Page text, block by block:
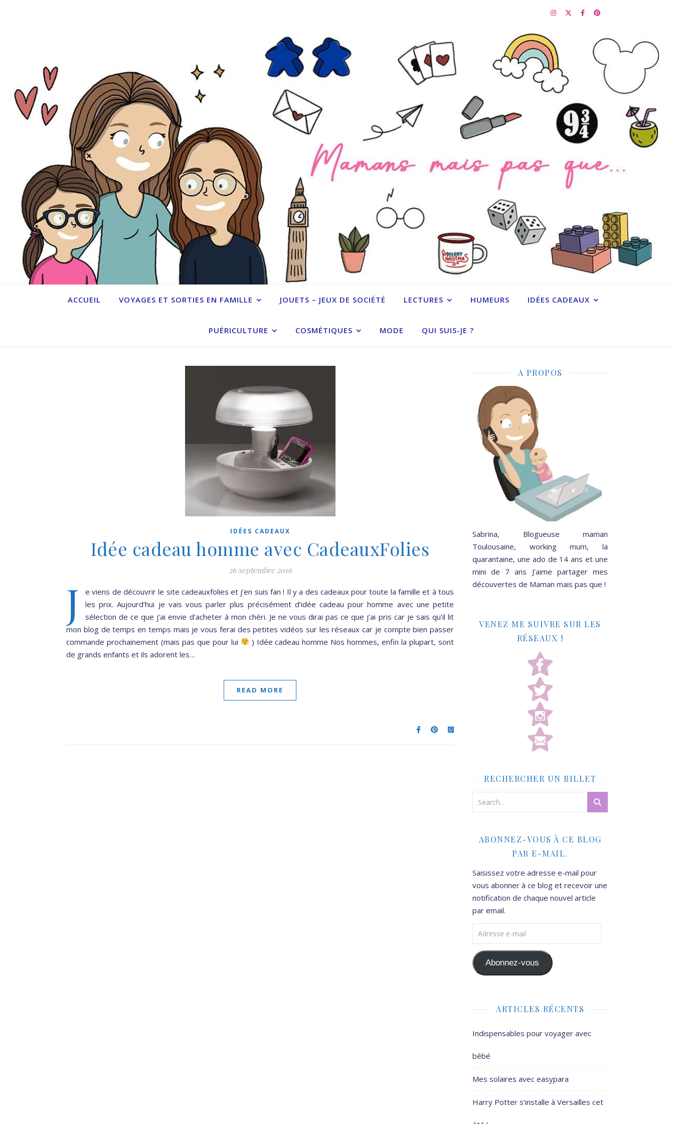
ACCUEIL VOYAGES ET SORTIES EN FAMILLE JOUETS – JEUX DE SOCIÉTÉ LECTURES HUMEURS IDÉES CADEAUX
PUÉRICULTURE COSMÉTIQUES MODE QUI SUIS-JE ?
IDÉES CADEAUX
Idée cadeau homme avec CadeauxFolies
26 septembre 2016
J
e viens de découvrir le site cadeauxfolies et j’en suis fan ! Il y a des cadeaux pour toute la famille et à tous
les prix. Aujourd’hui je vais vous parler plus précisément d’idée cadeau pour homme avec une petite
sélection de ce que j’ai envie d’acheter à mon chéri. Je ne vous dirai pas ce que j’ai pris car je sais qu’il lit
mon blog de temps en temps mais je vous ferai des petites vidéos sur les réseaux car je compte bien passer
commande prochainement (mais pas que pour lui
) Idée cadeau homme Nos hommes, enfin la plupart, sont
de grands enfants et ils adorent les…
READ MORE
A PROPOS
Sabrina, Blogueuse maman
Toulousaine, working mum, la
quarantaine, une ado de 14 ans et une
mini de 7 ans J'aime partager mes
découvertes de Maman mais pas que !
VENEZ ME SUIVRE SUR LES
RÉSEAUX !
RECHERCHER UN BILLET
ABONNEZ-VOUS À CE BLOG
PAR E-MAIL.
Saisissez votre adresse e-mail pour
vous abonner à ce blog et recevoir une
notification de chaque nouvel article
par email.
Adresse e-mail
Abonnez-vous
ARTICLES RÉCENTS
Indispensables pour voyager avec
bébé
Mes solaires avec easypara
Harry Potter s’installe à Versailles cet